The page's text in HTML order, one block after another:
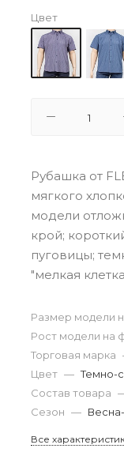
Цвет
Рубашка от
мягкого
модели
крой;
пуговицы;
"мелкая
Размер модели
Рост модели на
Торговая марка
Цвет — Темно-
Состав товара
Сезон —
Все